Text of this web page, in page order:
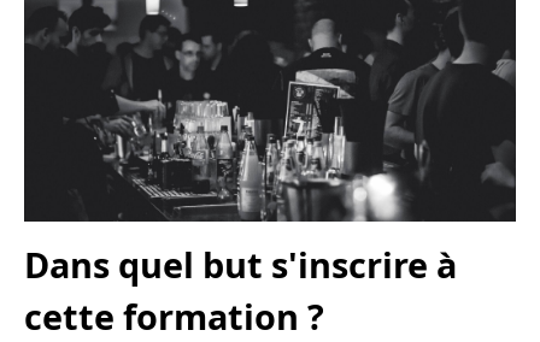
Dans quel but s'inscrire à
cette formation ?